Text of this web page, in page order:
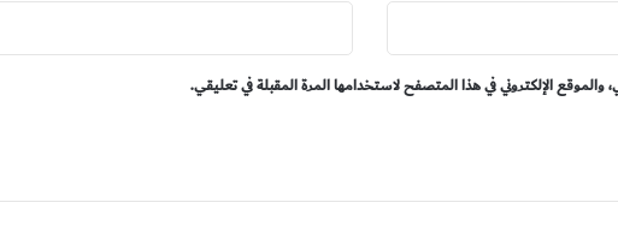
والموقع الإلكتروني في هذا المتصفح لاستخدامها المرة المقبلة في تعليقي.